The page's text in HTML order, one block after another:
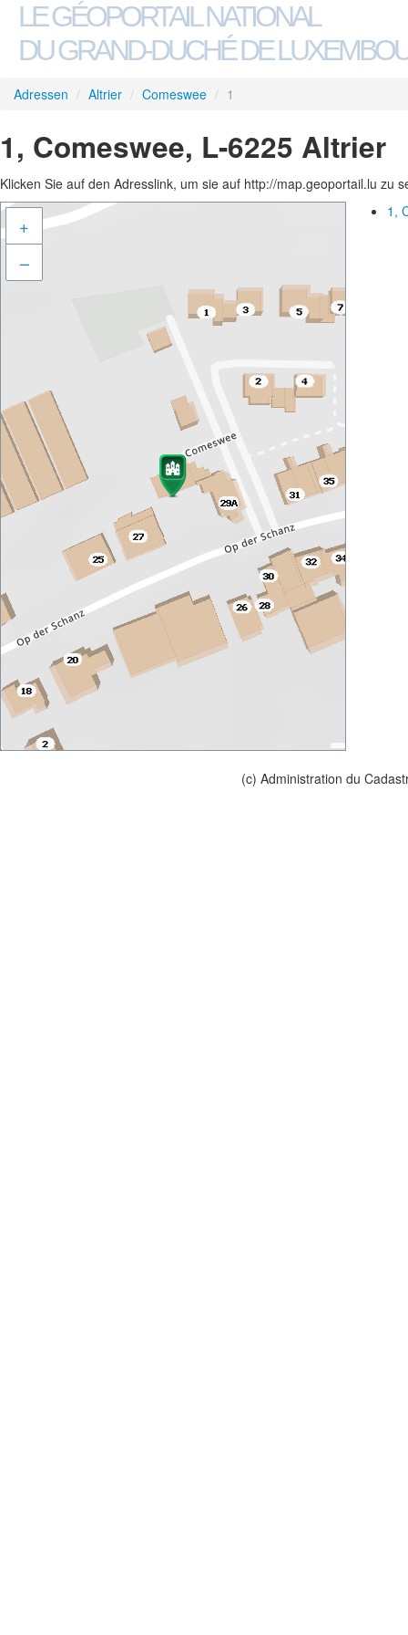
LE GÉOPORTAIL NATIONAL
DU GRAND-DUCHÉ DE
Adressen / Altrier / Comeswee / 1
1, Comeswee, L-6225 Altrier
Klicken Sie auf den Adresslink, um sie auf http://map.geoportail.lu zu
+
–
1,
(c) Administration du